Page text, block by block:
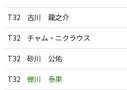
T32 古川 龍之介
T32 チャム・ニクラウス
T32 砂川 公佑
T32 蝉川 泰果